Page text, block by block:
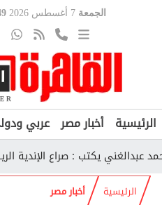
الجمعة 7 أغسطس 2026
الرئيسية أخبار مصر عربي
يكتب : صراع الإندية الرياضية
الرئيسية أخبار مصر